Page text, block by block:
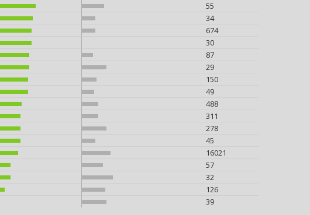
55
34
674
30
87
29
150
49
488
311
278
45
16021
57
32
126
39